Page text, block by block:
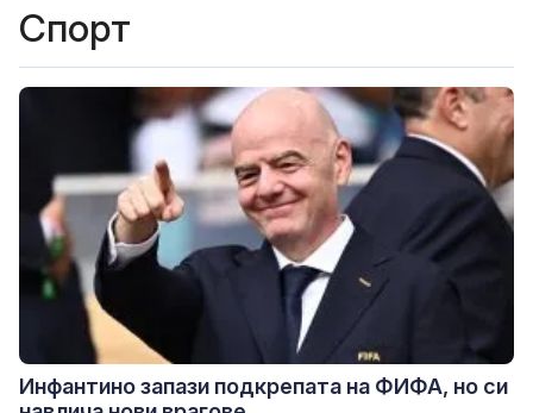
Спорт
Инфантино запази подкрепата на ФИФА, но си